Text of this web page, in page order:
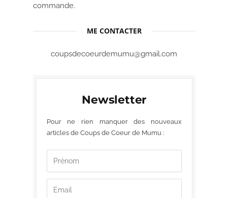
commande.
ME CONTACTER
coupsdecoeurdemumu@gmail.com
Newsletter
Pour ne rien manquer des nouveaux
articles de Coups de Coeur de Mumu :